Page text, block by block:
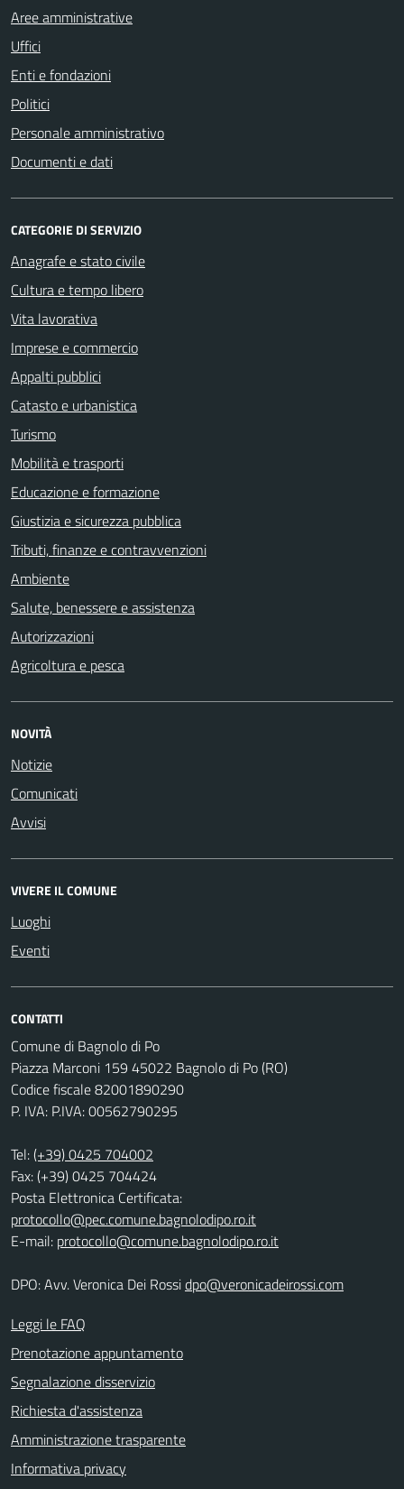
Aree amministrative
Uffici
Enti e fondazioni
Politici
Personale amministrativo
Documenti e dati
CATEGORIE DI SERVIZIO
Anagrafe e stato civile
Cultura e tempo libero
Vita lavorativa
Imprese e commercio
Appalti pubblici
Catasto e urbanistica
Turismo
Mobilità e trasporti
Educazione e formazione
Giustizia e sicurezza pubblica
Tributi, finanze e contravvenzioni
Ambiente
Salute, benessere e assistenza
Autorizzazioni
Agricoltura e pesca
NOVITÀ
Notizie
Comunicati
Avvisi
VIVERE IL COMUNE
Luoghi
Eventi
CONTATTI
Comune di Bagnolo di Po
Piazza Marconi 159 45022 Bagnolo di Po (RO)
Codice fiscale 82001890290
P. IVA: P.IVA: 00562790295
Tel:(+39) 0425 704002
Fax: (+39) 0425 704424
Posta Elettronica Certificata:
protocollo@pec.comune.bagnolodipo.ro.it
E-mail: protocollo@comune.bagnolodipo.ro.it
DPO: Avv. Veronica Dei Rossidpo@veronicadeirossi.com
Leggi le FAQ
Prenotazione appuntamento
Segnalazione disservizio
Richiesta d'assistenza
Amministrazione trasparente
Informativa privacy